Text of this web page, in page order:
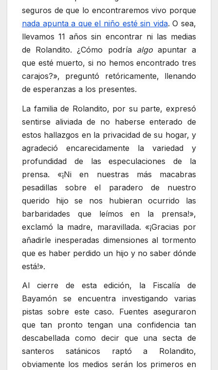
seguros de que lo encontraremos vivo porque
nada apunta a que el niño esté sin vida. O sea,
llevamos 11 años sin encontrar ni las medias
de Rolandito. ¿Cómo podría algoapuntar a
que esté muerto, si no hemos encontrado tres
carajos?», preguntó retóricamente, llenando
de esperanzas a los presentes.
La familia de Rolandito, por su parte, expresó
sentirse aliviada de no haberse enterado de
estos hallazgos en la privacidad de su hogar, y
agradeció encarecidamente la variedad y
profundidad de las especulaciones de la
prensa. «¡Ni en nuestras más macabras
pesadillas sobre el paradero de nuestro
querido hijo se nos hubieran ocurrido las
barbaridades que leímos en la prensa!»,
exclamó la madre, maravillada. «¡Gracias por
añadirle inesperadas dimensiones al tormento
que es haber perdido un hijo y no saber dónde
está!».
Al cierre de esta edición, la Fiscalía de
Bayamón se encuentra investigando varias
pistas sobre este caso. Fuentes aseguraron
que tan pronto tengan una confidencia tan
descabellada como decir que una secta de
santeros satánicos raptó a Rolandito,
obviamente los medios serán los primeros en